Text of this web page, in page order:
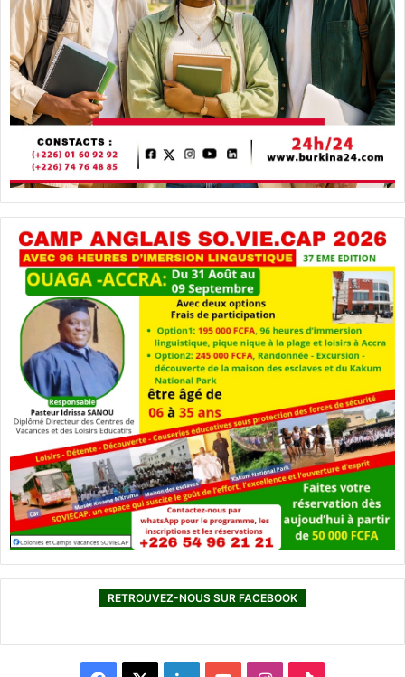
RETROUVEZ-NOUS SUR FACEBOOK